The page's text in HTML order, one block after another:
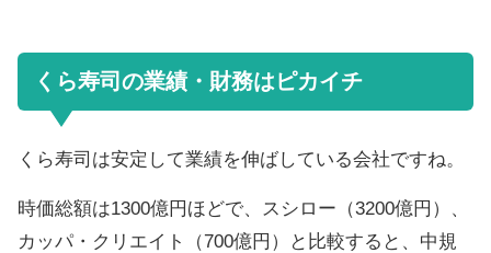
くら寿司の業績・財務はピカイチ
くら寿司は安定して業績を伸ばしている会社ですね。
時価総額は1300億円ほどで、スシロー（3200億円）、
カッパ・クリエイト（700億円）と比較すると、中規